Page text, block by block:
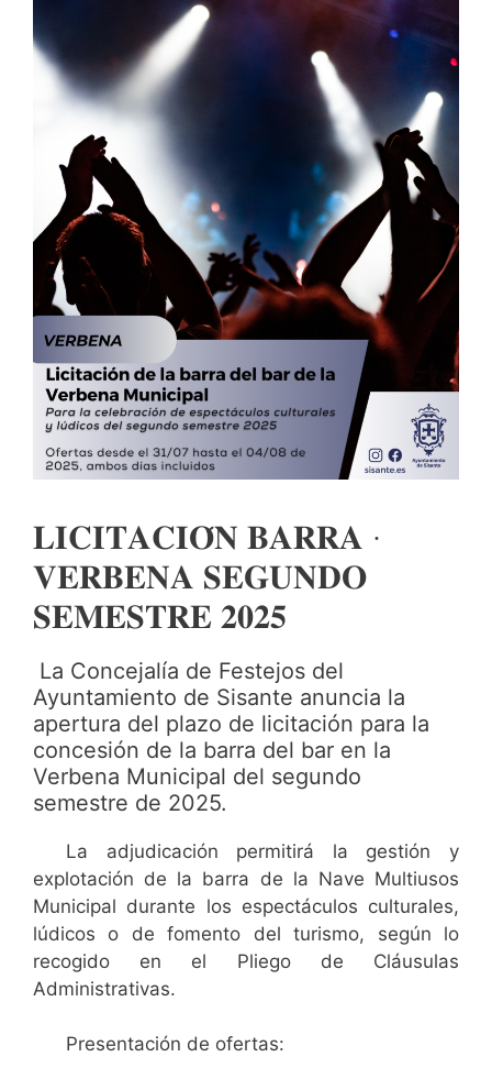
𝐋𝐈𝐂𝐈𝐓𝐀𝐂𝐈𝐎́𝐍 𝐁𝐀𝐑𝐑𝐀 ·
𝐕𝐄𝐑𝐁𝐄𝐍𝐀 𝐒𝐄𝐆𝐔𝐍𝐃𝐎
𝐒𝐄𝐌𝐄𝐒𝐓𝐑𝐄 𝟐𝟎𝟐𝟓
La Concejalía de Festejos del
Ayuntamiento de Sisante anuncia la
apertura del plazo de licitación para la
concesión de la barra del bar en la
Verbena Municipal del segundo
semestre de 2025.
La adjudicación permitirá la gestión y
explotación de la barra de la Nave Multiusos
Municipal durante los espectáculos culturales,
lúdicos o de fomento del turismo, según lo
recogido en el Pliego de Cláusulas
Administrativas.
Presentación de ofertas: